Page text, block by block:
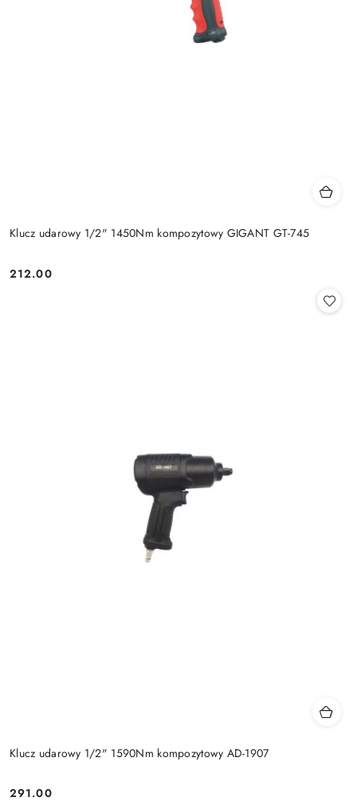
Klucz udarowy 1/2" 1450Nm kompozytowy GIGANT GT-745
Cena:
212.00
Klucz udarowy 1/2" 1590Nm kompozytowy AD-1907
291.00